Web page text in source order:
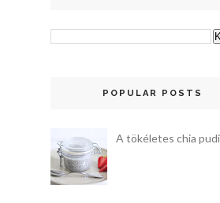
POPULAR POSTS
A tökéletes chia